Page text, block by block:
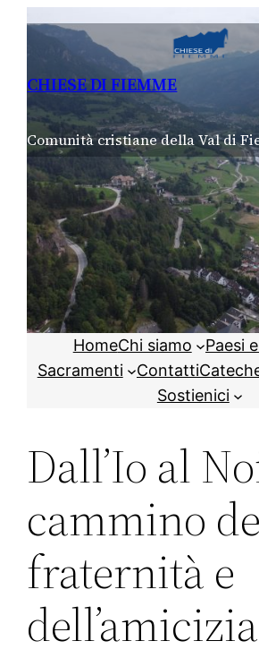
CHIESE DI FIEMME
Comunità cristiane della Val di
HomeChi siamo
Paesi
Sacramenti
Contatti
Sostienici
Dall’Io al
cammino
fraternità e
dell’amicizia